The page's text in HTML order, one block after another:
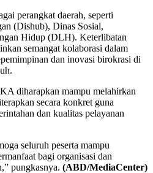
perangkat daerah, seperti
(Dishub), Dinas Sosial,
Hidup (DLH). Keterlibatan
semangat kolaborasi dalam
dan inovasi birokrasi di
diharapkan mampu melahirkan
secara konkret guna
dan kualitas pelayanan
seluruh peserta mampu
bagi organisasi dan
pungkasnya. (ABD/MediaCenter)